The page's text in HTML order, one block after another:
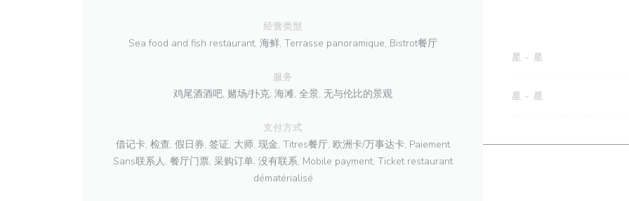
经营类型
Sea food and fish restaurant, 海鲜, Terrasse panoramique, Bistrot餐厅
服务
鸡尾酒酒吧, 赌场/扑克, 海滩, 全景, 无与伦比的景观
支付方式
借记卡, 检查, 假日券, 签证, 大师, 现金, Titres餐厅, 欧洲卡/万事达卡, Paiement
Sans联系人, 餐厅门票, 采购订单, 没有联系, Mobile payment, Ticket restaurant
dématérialisé
星 -星
星 -星